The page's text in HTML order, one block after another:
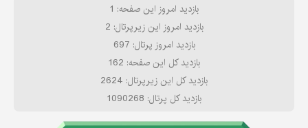
بازدید امروز این صفحه: 1
بازدید امروز این زیرپرتال: 2
بازدید امروز پرتال: 697
بازدید کل این صفحه: 162
بازدید کل این زیرپرتال: 2624
بازدید کل پرتال: 1090268